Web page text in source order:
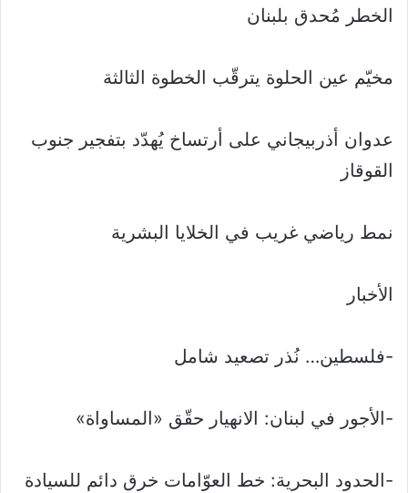
الخطر مُحدق بلبنان
مخيّم عين الحلوة يترقّب الخطوة الثالثة
عدوان أذربيجاني على أرتساخ يُهدّد بتفجير جنوب
القوقاز
نمط رياضي غريب في الخلايا البشرية
الأخبار
-فلسطين… نُذر تصعيد شامل
-الأجور في لبنان: الانهيار حقّق «المساواة»
-الحدود البحرية: خط العوّامات خرق دائم للسيادة